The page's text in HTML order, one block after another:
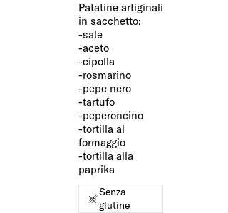
Patatine artiginali
in sacchetto:
-sale
-aceto
-cipolla
-rosmarino
-pepe nero
-tartufo
-peperoncino
-tortilla al
formaggio
-tortilla alla
paprika
Senza
glutine